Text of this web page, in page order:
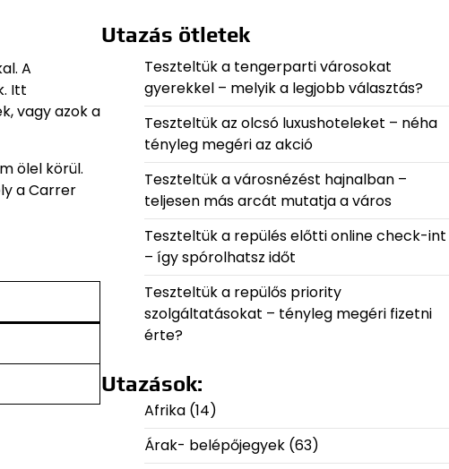
A
Itt
vagy azok a
ölel körül.
a Carrer
Utazás ötletek
Teszteltük a tengerparti városokat
gyerekkel – melyik a legjobb választás?
Teszteltük az olcsó luxushoteleket – néha
tényleg megéri az akció
Teszteltük a városnézést hajnalban –
teljesen más arcát mutatja a város
Teszteltük a repülés előtti online check-int
– így spórolhatsz időt
Teszteltük a repülős priority
szolgáltatásokat – tényleg megéri fizetni
érte?
Utazások:
Afrika(14)
Árak- belépőjegyek(63)